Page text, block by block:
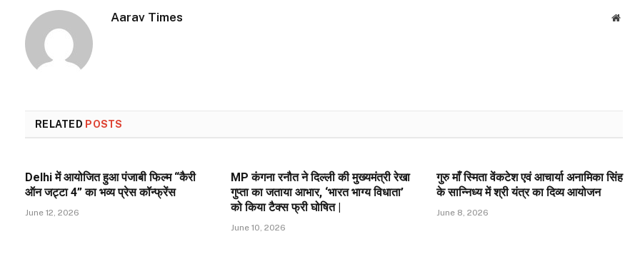
Aarav Times
RELATED POSTS
Delhi में आयोजित हुआ पंजाबी फिल्म “कैरी
ऑन जट्टा 4” का भव्य प्रेस कॉन्फ्रेंस
June 12, 2026
MP कंगना रनौत ने दिल्ली की मुख्यमंत्री रेखा
गुप्ता का जताया आभार, ‘भारत भाग्य विधाता’
को किया टैक्स फ्री घोषित |
June 10, 2026
गुरु माँ स्मिता वेंकटेश एवं आचार्या अनामिका सिंह
के सान्निध्य में श्री यंत्र का दिव्य आयोजन
June 8, 2026